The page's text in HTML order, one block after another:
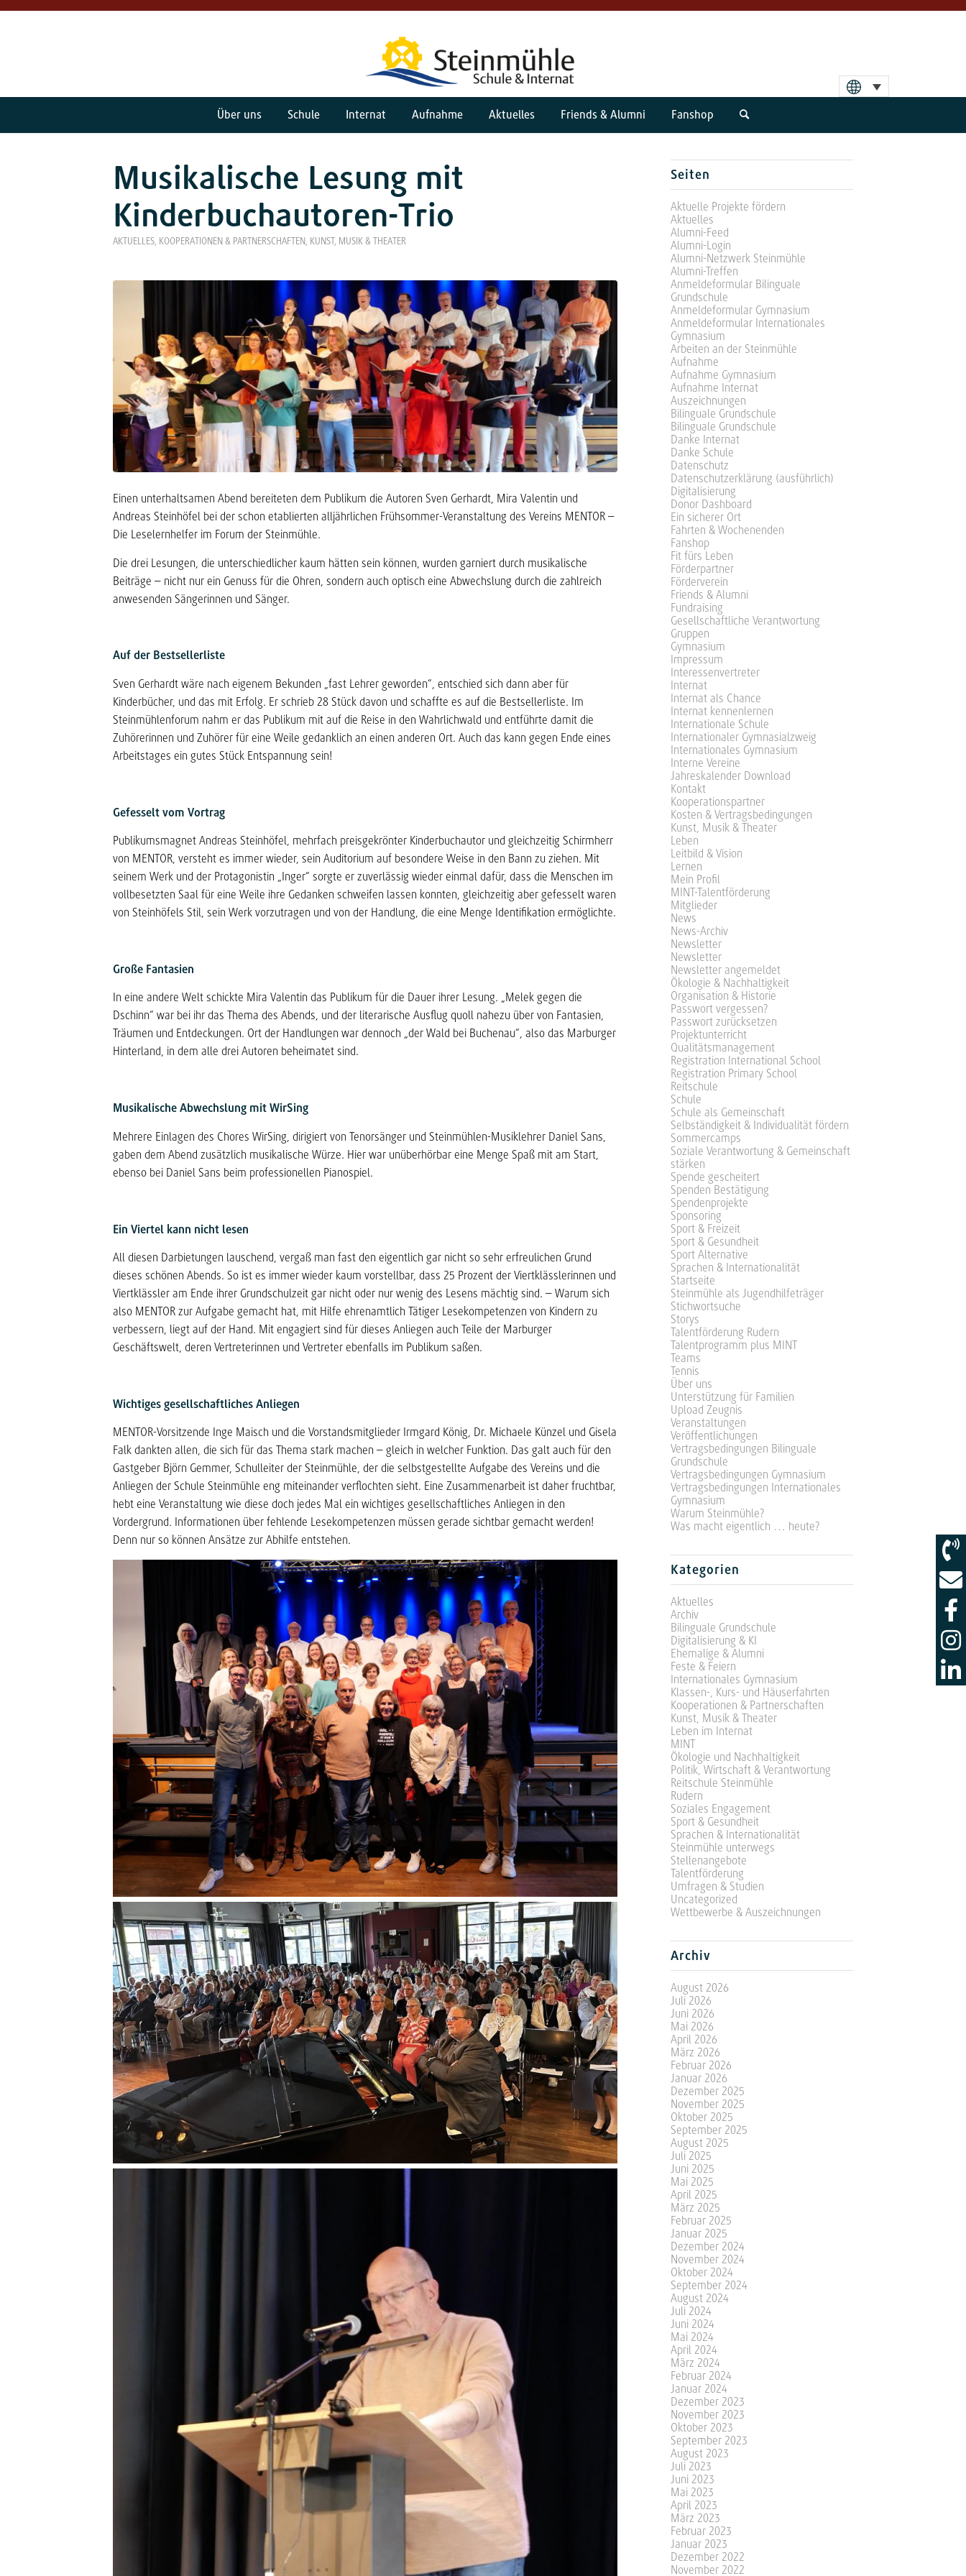
Über uns Schule Internat Aufnahme Aktuelles Friends & Alumni Fanshop
Musikalische Lesung mit
Kinderbuchautoren-Trio
AKTUELLES, KOOPERATIONEN & PARTNERSCHAFTEN, KUNST, MUSIK & THEATER
Einen unterhaltsamen Abend bereiteten dem Publikum die Autoren Sven Gerhardt, Mira Valentin und
Andreas Steinhöfel bei der schon etablierten alljährlichen Frühsommer-Veranstaltung des Vereins MENTOR –
Die Leselernhelfer im Forum der Steinmühle.
Die drei Lesungen, die unterschiedlicher kaum hätten sein können, wurden garniert durch musikalische
Beiträge – nicht nur ein Genuss für die Ohren, sondern auch optisch eine Abwechslung durch die zahlreich
anwesenden Sängerinnen und Sänger.
Auf der Bestsellerliste
Sven Gerhardt wäre nach eigenem Bekunden „fast Lehrer geworden“, entschied sich dann aber für
Kinderbücher, und das mit Erfolg. Er schrieb 28 Stück davon und schaffte es auf die Bestsellerliste. Im
Steinmühlenforum nahm er das Publikum mit auf die Reise in den Wahrlichwald und entführte damit die
Zuhörerinnen und Zuhörer für eine Weile gedanklich an einen anderen Ort. Auch das kann gegen Ende eines
Arbeitstages ein gutes Stück Entspannung sein!
Gefesselt vom Vortrag
Publikumsmagnet Andreas Steinhöfel, mehrfach preisgekrönter Kinderbuchautor und gleichzeitig Schirmherr
von MENTOR, versteht es immer wieder, sein Auditorium auf besondere Weise in den Bann zu ziehen. Mit
seinem Werk und der Protagonistin „Inger“ sorgte er zuverlässig wieder einmal dafür, dass die Menschen im
vollbesetzten Saal für eine Weile ihre Gedanken schweifen lassen konnten, gleichzeitig aber gefesselt waren
von Steinhöfels Stil, sein Werk vorzutragen und von der Handlung, die eine Menge Identifikation ermöglichte.
Große Fantasien
In eine andere Welt schickte Mira Valentin das Publikum für die Dauer ihrer Lesung. „Melek gegen die
Dschinn“ war bei ihr das Thema des Abends, und der literarische Ausflug quoll nahezu über von Fantasien,
Träumen und Entdeckungen. Ort der Handlungen war dennoch „der Wald bei Buchenau“, also das Marburger
Hinterland, in dem alle drei Autoren beheimatet sind.
Musikalische Abwechslung mit WirSing
Mehrere Einlagen des Chores WirSing, dirigiert von Tenorsänger und Steinmühlen-Musiklehrer Daniel Sans,
gaben dem Abend zusätzlich musikalische Würze. Hier war unüberhörbar eine Menge Spaß mit am Start,
ebenso bei Daniel Sans beim professionellen Pianospiel.
Ein Viertel kann nicht lesen
All diesen Darbietungen lauschend, vergaß man fast den eigentlich gar nicht so sehr erfreulichen Grund
dieses schönen Abends. So ist es immer wieder kaum vorstellbar, dass 25 Prozent der Viertklässlerinnen und
Viertklässler am Ende ihrer Grundschulzeit gar nicht oder nur wenig des Lesens mächtig sind. – Warum sich
also MENTOR zur Aufgabe gemacht hat, mit Hilfe ehrenamtlich Tätiger Lesekompetenzen von Kindern zu
verbessern, liegt auf der Hand. Mit engagiert sind für dieses Anliegen auch Teile der Marburger
Geschäftswelt, deren Vertreterinnen und Vertreter ebenfalls im Publikum saßen.
Wichtiges gesellschaftliches Anliegen
MENTOR-Vorsitzende Inge Maisch und die Vorstandsmitglieder Irmgard König, Dr. Michaele Künzel und Gisela
Falk dankten allen, die sich für das Thema stark machen – gleich in welcher Funktion. Das galt auch für den
Gastgeber Björn Gemmer, Schulleiter der Steinmühle, der die selbstgestellte Aufgabe des Vereins und die
Anliegen der Schule Steinmühle eng miteinander verflochten sieht. Eine Zusammenarbeit ist daher fruchtbar,
hebt eine Veranstaltung wie diese doch jedes Mal ein wichtiges gesellschaftliches Anliegen in den
Vordergrund. Informationen über fehlende Lesekompetenzen müssen gerade sichtbar gemacht werden!
Denn nur so können Ansätze zur Abhilfe entstehen.
Seiten
Aktuelle Projekte fördern
Aktuelles
Alumni-Feed
Alumni-Login
Alumni-Netzwerk Steinmühle
Alumni-Treffen
Anmeldeformular Bilinguale
Grundschule
Anmeldeformular Gymnasium
Anmeldeformular Internationales
Gymnasium
Arbeiten an der Steinmühle
Aufnahme
Aufnahme Gymnasium
Aufnahme Internat
Auszeichnungen
Bilinguale Grundschule
Bilinguale Grundschule
Danke Internat
Danke Schule
Datenschutz
Datenschutzerklärung (ausführlich)
Digitalisierung
Donor Dashboard
Ein sicherer Ort
Fahrten & Wochenenden
Fanshop
Fit fürs Leben
Förderpartner
Förderverein
Friends & Alumni
Fundraising
Gesellschaftliche Verantwortung
Gruppen
Gymnasium
Impressum
Interessenvertreter
Internat
Internat als Chance
Internat kennenlernen
Internationale Schule
Internationaler Gymnasialzweig
Internationales Gymnasium
Interne Vereine
Jahreskalender Download
Kontakt
Kooperationspartner
Kosten & Vertragsbedingungen
Kunst, Musik & Theater
Leben
Leitbild & Vision
Lernen
Mein Profil
MINT-Talentförderung
Mitglieder
News
News-Archiv
Newsletter
Newsletter
Newsletter angemeldet
Ökologie & Nachhaltigkeit
Organisation & Historie
Passwort vergessen?
Passwort zurücksetzen
Projektunterricht
Qualitätsmanagement
Registration International School
Registration Primary School
Reitschule
Schule
Schule als Gemeinschaft
Selbständigkeit & Individualität fördern
Sommercamps
Soziale Verantwortung & Gemeinschaft
stärken
Spende gescheitert
Spenden Bestätigung
Spendenprojekte
Sponsoring
Sport & Freizeit
Sport & Gesundheit
Sport Alternative
Sprachen & Internationalität
Startseite
Steinmühle als Jugendhilfeträger
Stichwortsuche
Storys
Talentförderung Rudern
Talentprogramm plus MINT
Teams
Tennis
Über uns
Unterstützung für Familien
Upload Zeugnis
Veranstaltungen
Veröffentlichungen
Vertragsbedingungen Bilinguale
Grundschule
Vertragsbedingungen Gymnasium
Vertragsbedingungen Internationales
Gymnasium
Warum Steinmühle?
Was macht eigentlich … heute?
Kategorien
Aktuelles
Archiv
Bilinguale Grundschule
Digitalisierung & KI
Ehemalige & Alumni
Feste & Feiern
Internationales Gymnasium
Klassen-, Kurs- und Häuserfahrten
Kooperationen & Partnerschaften
Kunst, Musik & Theater
Leben im Internat
MINT
Ökologie und Nachhaltigkeit
Politik, Wirtschaft & Verantwortung
Reitschule Steinmühle
Rudern
Soziales Engagement
Sport & Gesundheit
Sprachen & Internationalität
Steinmühle unterwegs
Stellenangebote
Talentförderung
Umfragen & Studien
Uncategorized
Wettbewerbe & Auszeichnungen
Archiv
August 2026
Juli 2026
Juni 2026
Mai 2026
April 2026
März 2026
Februar 2026
Januar 2026
Dezember 2025
November 2025
Oktober 2025
September 2025
August 2025
Juli 2025
Juni 2025
Mai 2025
April 2025
März 2025
Februar 2025
Januar 2025
Dezember 2024
November 2024
Oktober 2024
September 2024
August 2024
Juli 2024
Juni 2024
Mai 2024
April 2024
März 2024
Februar 2024
Januar 2024
Dezember 2023
November 2023
Oktober 2023
September 2023
August 2023
Juli 2023
Juni 2023
Mai 2023
April 2023
März 2023
Februar 2023
Januar 2023
Dezember 2022
November 2022